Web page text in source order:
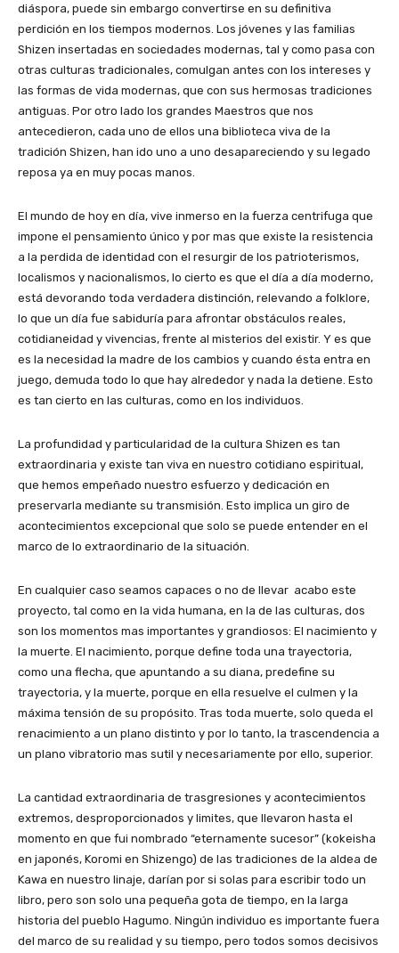
diáspora, puede sin embargo convertirse en su definitiva
perdición en los tiempos modernos. Los jóvenes y las familias
Shizen insertadas en sociedades modernas, tal y como pasa con
otras culturas tradicionales, comulgan antes con los intereses y
las formas de vida modernas, que con sus hermosas tradiciones
antiguas. Por otro lado los grandes Maestros que nos
antecedieron, cada uno de ellos una biblioteca viva de la
tradición Shizen, han ido uno a uno desapareciendo y su legado
reposa ya en muy pocas manos.
El mundo de hoy en día, vive inmerso en la fuerza centrifuga que
impone el pensamiento único y por mas que existe la resistencia
a la perdida de identidad con el resurgir de los patrioterismos,
localismos y nacionalismos, lo cierto es que el día a día moderno,
está devorando toda verdadera distinción, relevando a folklore,
lo que un día fue sabiduría para afrontar obstáculos reales,
cotidianeidad y vivencias, frente al misterios del existir. Y es que
es la necesidad la madre de los cambios y cuando ésta entra en
juego, demuda todo lo que hay alrededor y nada la detiene. Esto
es tan cierto en las culturas, como en los individuos.
La profundidad y particularidad de la cultura Shizen es tan
extraordinaria y existe tan viva en nuestro cotidiano espiritual,
que hemos empeñado nuestro esfuerzo y dedicación en
preservarla mediante su transmisión. Esto implica un giro de
acontecimientos excepcional que solo se puede entender en el
marco de lo extraordinario de la situación.
En cualquier caso seamos capaces o no de llevar acabo este
proyecto, tal como en la vida humana, en la de las culturas, dos
son los momentos mas importantes y grandiosos: El nacimiento y
la muerte. El nacimiento, porque define toda una trayectoria,
como una flecha, que apuntando a su diana, predefine su
trayectoria, y la muerte, porque en ella resuelve el culmen y la
máxima tensión de su propósito. Tras toda muerte, solo queda el
renacimiento a un plano distinto y por lo tanto, la trascendencia a
un plano vibratorio mas sutil y necesariamente por ello, superior.
La cantidad extraordinaria de trasgresiones y acontecimientos
extremos, desproporcionados y limites, que llevaron hasta el
momento en que fui nombrado “eternamente sucesor” (kokeisha
en japonés, Koromi en Shizengo) de las tradiciones de la aldea de
Kawa en nuestro linaje, darían por si solas para escribir todo un
libro, pero son solo una pequeña gota de tiempo, en la larga
historia del pueblo Hagumo. Ningún individuo es importante fuera
del marco de su realidad y su tiempo, pero todos somos decisivos